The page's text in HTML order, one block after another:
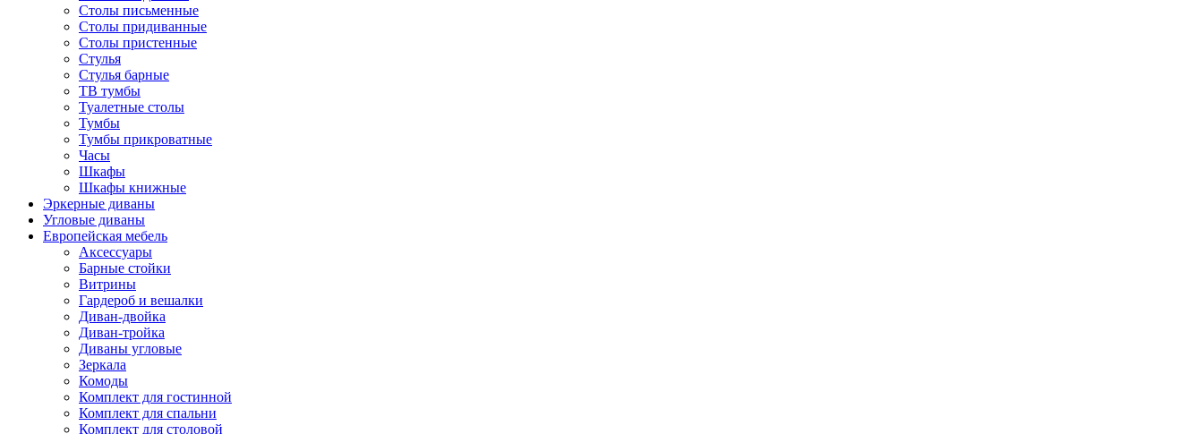
Столы письменные
Столы придиванные
Столы пристенные
Стулья
Стулья барные
ТВ тумбы
Туалетные столы
Тумбы
Тумбы прикроватные
Часы
Шкафы
Шкафы книжные
Эркерные диваны
Угловые диваны
Европейская мебель
Аксессуары
Барные стойки
Витрины
Гардероб и вешалки
Диван-двойка
Диван-тройка
Диваны угловые
Зеркала
Комоды
Комплект для гостинной
Комплект для спальни
Комплект для столовой